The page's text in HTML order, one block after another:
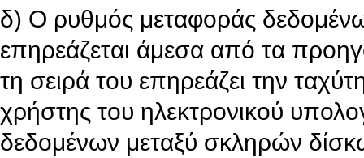
δ) Ο ρυθμός μεταφοράς
επηρεάζεται άμεσα από τα
τη σειρά του επηρεάζει την
χρήστης του ηλεκτρονικού
δεδομένων μεταξύ σκληρών